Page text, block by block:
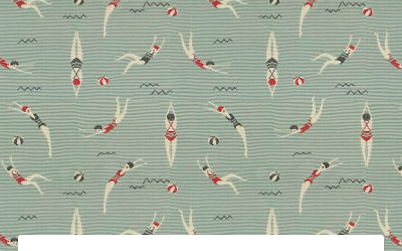
Schönen und Reichen im Acapulco Stuhl, der seine
Bezeichnung vom gleichnamigen Badeort in Mexiko
hat, Platz genommen. Warum die Designikone auch
andernorts auf festen Beinen steht und mit welchem
Tischnachbarn sie am liebsten eine Liaison eingeht,
enthüllen wir hier.
Design Garten Wohnen